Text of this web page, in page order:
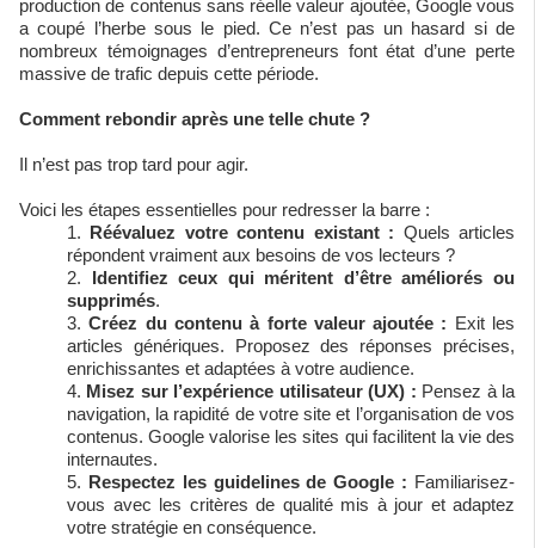
production de contenus sans réelle valeur ajoutée, Google vous
a coupé l’herbe sous le pied. Ce n’est pas un hasard si de
nombreux témoignages d’entrepreneurs font état d’une perte
massive de trafic depuis cette période.
Comment rebondir après une telle chute ?
Il n’est pas trop tard pour agir.
Voici les étapes essentielles pour redresser la barre :
Réévaluez votre contenu existant : Quels articles
répondent vraiment aux besoins de vos lecteurs ?
Identifiez ceux qui méritent d’être améliorés ou
supprimés.
Créez du contenu à forte valeur ajoutée : Exit les
articles génériques. Proposez des réponses précises,
enrichissantes et adaptées à votre audience.
Misez sur l’expérience utilisateur (UX) : Pensez à la
navigation, la rapidité de votre site et l’organisation de vos
contenus. Google valorise les sites qui facilitent la vie des
internautes.
Respectez les guidelines de Google : Familiarisez-
vous avec les critères de qualité mis à jour et adaptez
votre stratégie en conséquence.